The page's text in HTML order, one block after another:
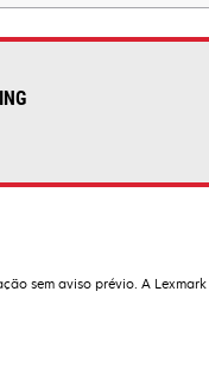
sem aviso prévio. A